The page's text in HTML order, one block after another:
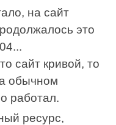
на сайт
это
сайт кривой, то
обычном
работал.
ресурс,